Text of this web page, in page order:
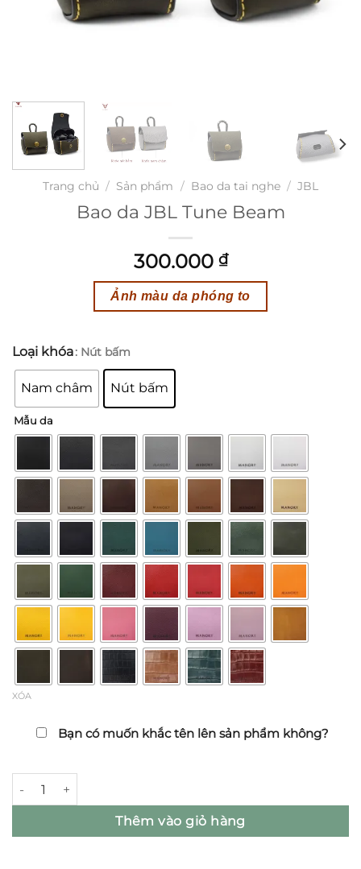
Trang chủ / Sản phẩm / Bao da tai nghe / JBL
Bao da JBL Tune Beam
300.000 ₫
Ảnh màu da phóng to
Loại khóa: Nút bấm
Nam châm Nút bấm
Mẫu da
XÓA
Bạn có muốn khắc tên lên sản phẩm không?
Bao da JBL Tune Beam số lượng
Thêm vào giỏ hàng